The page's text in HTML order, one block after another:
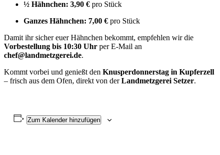
½ Hähnchen: 3,90 € pro Stück
Ganzes Hähnchen: 7,00 € pro Stück
Damit ihr sicher euer Hähnchen bekommt, empfehlen wir die
Vorbestellung bis 10:30 Uhr per E-Mail an
chef@landmetzgerei.de.
Kommt vorbei und genießt den Knusperdonnerstag in Kupferzell
– frisch aus dem Ofen, direkt von derLandmetzgerei Setzer.
Zum Kalender hinzufügen